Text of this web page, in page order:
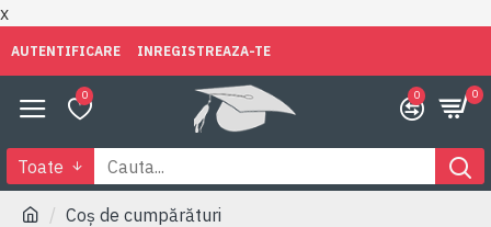
x
AUTENTIFICARE INREGISTREAZA-TE
0 0 0
Toate
Coș de cumpărături